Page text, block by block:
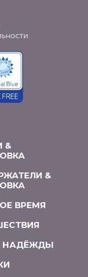
&
&
ВРЕМЯ
НАДЁЖДЫ